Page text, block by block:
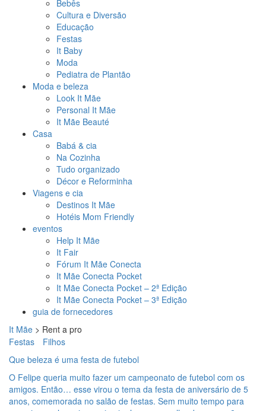
Bebês
Cultura e Diversão
Educação
Festas
It Baby
Moda
Pediatra de Plantão
Moda e beleza
Look It Mãe
Personal It Mãe
It Mãe Beauté
Casa
Babá & cia
Na Cozinha
Tudo organizado
Décor e Reforminha
Viagens e cia
Destinos It Mãe
Hotéis Mom Friendly
eventos
Help It Mãe
It Fair
Fórum It Mãe Conecta
It Mãe Conecta Pocket
It Mãe Conecta Pocket – 2ª Edição
It Mãe Conecta Pocket – 3ª Edição
guia de fornecedores
It Mãe > Rent a pro
Festas
Filhos
Que beleza é uma festa de futebol
O Felipe queria muito fazer um campeonato de futebol com os
amigos. Então… esse virou o tema da festa de aniversário de 5
anos, comemorada no salão de festas. Sem muito tempo para